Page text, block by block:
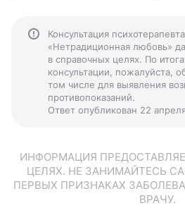
Консультация
«Нетрадиционная любовь»
в справочных целях. По
консультации, пожалуйста,
том числе для выявления
противопоказаний.
Ответ опубликован 22
ИНФОРМАЦИЯ
ЦЕЛЯХ. НЕ ЗАНИМАЙТЕСЬ
ПЕРВЫХ ПРИЗНАКАХ
ВРАЧУ.